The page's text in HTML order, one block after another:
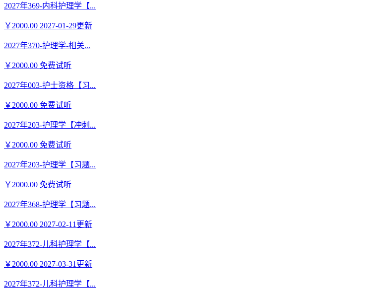
2027年369-内科护理学【...
￥2000.00 2027-01-29更新
2027年370-护理学-相关...
￥2000.00 免费试听
2027年003-护士资格【习...
￥2000.00 免费试听
2027年203-护理学【冲刺...
￥2000.00 免费试听
2027年203-护理学【习题...
￥2000.00 免费试听
2027年368-护理学【习题...
￥2000.00 2027-02-11更新
2027年372-儿科护理学【...
￥2000.00 2027-03-31更新
2027年372-儿科护理学【...